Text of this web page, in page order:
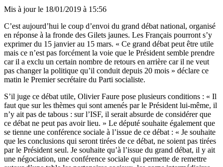
Mis à jour le 18/01/2019 à 15:56
C’est aujourd’hui le coup d’envoi du grand débat national, organisé
en réponse à la fronde des Gilets jaunes. Les Français pourront s’y
exprimer du 15 janvier au 15 mars. « Ce grand débat peut être utile
mais ce n’est pas forcément la voie que le Président semble prendre
car il a exclu un certain nombre de retours en arrière car il ne veut
pas changer la politique qu’il conduit depuis 20 mois » déclare ce
matin le Premier secrétaire du Parti socialiste.
S’il juge ce débat utile, Olivier Faure pose plusieurs conditions : « Il
faut que sur les thèmes qui sont amenés par le Président lui-même, il
n’y ait pas de tabous : sur l’ISF, il serait absurde de considérer que
ce débat ne peut pas avoir lieu. » Le député souhaite également que
se tienne une conférence sociale à l’issue de ce débat : « Je souhaite
que les conclusions qui seront tirées de ce débat, ne soient pas tirées
par le Président seul. Je souhaite qu’à l’issue du grand débat, il y ait
une négociation, une conférence sociale qui permette de remettre